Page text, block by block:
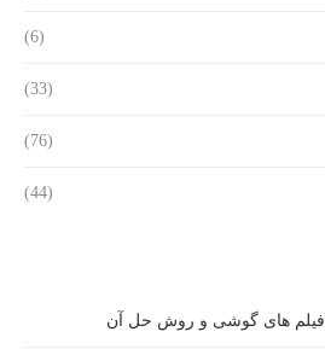
(6)
(33)
(76)
(44)
های گوشی و روش حل آن